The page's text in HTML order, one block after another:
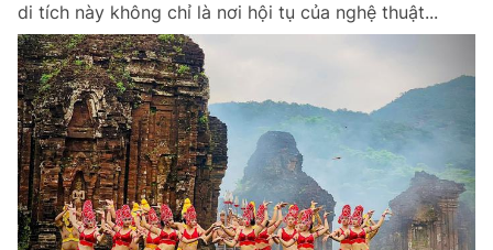
di tích này không chỉ là nơi hội tụ của nghệ thuật...